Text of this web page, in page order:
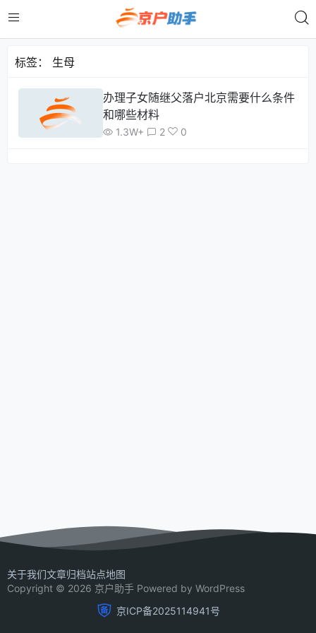
标签： 生母
办理子女随继父落户北京需要什么条件
和哪些材料
1.3W+ 2 0
关于我们文章归档站点地图
Copyright © 2026 京户助手 Powered by WordPress
京ICP备2025114941号